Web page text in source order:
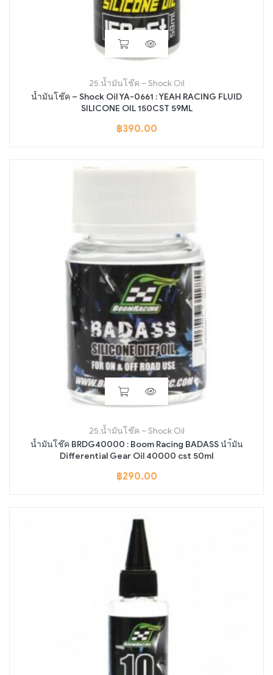
25.น้ำมันโช๊ค – Shock Oil
น้ำมันโช๊ค – Shock Oil YA-0661 : YEAH RACING FLUID
SILICONE OIL 150CST 59ML
฿390.00
25.น้ำมันโช๊ค – Shock Oil
น้ำมันโช๊ค BRDG40000 : Boom Racing BADASS นำ้มัน
Differential Gear Oil 40000 cst 50ml
฿290.00